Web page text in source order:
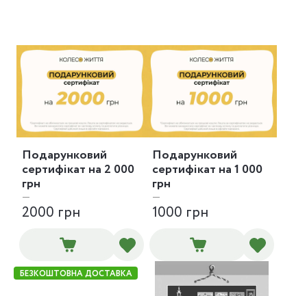
Подарунковий
сертифікат на 2 000
грн
—
2000 грн
Подарунковий
сертифікат на 1 000
грн
—
1000 грн
БЕЗКОШТОВНА ДОСТАВКА